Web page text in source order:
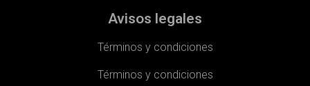
Avisos legales
Términos y condiciones
Términos y condiciones